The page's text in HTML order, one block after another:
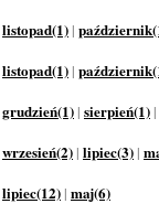
listopad(1) |
listopad(1) |
grudzień(1) | sierpień(1) |
wrzesień(2) | lipiec(3) |
lipiec(12) | maj(6)